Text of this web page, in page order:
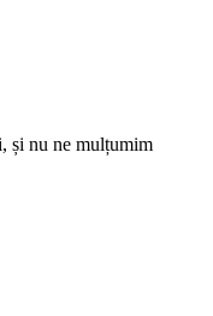
și nu ne mulțumim